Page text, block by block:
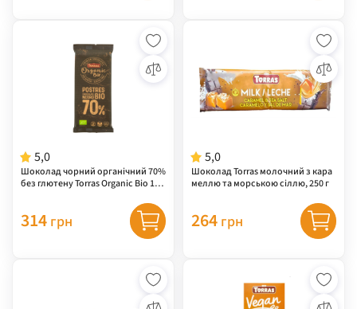
5,0
Шоколад чорний органічний 70%
без глютену Torras Organic Bio 170
314 грн
5,0
Шоколад Torras молочний з кара
меллю та морською сіллю, 250 г
264 грн